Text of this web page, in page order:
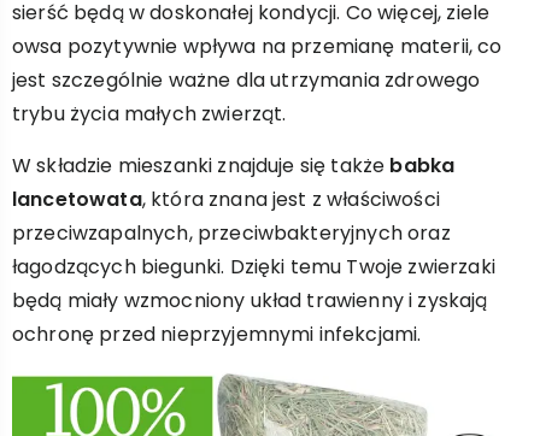
sierść będą w doskonałej kondycji. Co więcej, ziele
owsa pozytywnie wpływa na przemianę materii, co
jest szczególnie ważne dla utrzymania zdrowego
trybu życia małych zwierząt.
W składzie mieszanki znajduje się także babka
lancetowata, która znana jest z właściwości
przeciwzapalnych, przeciwbakteryjnych oraz
łagodzących biegunki. Dzięki temu Twoje zwierzaki
będą miały wzmocniony układ trawienny i zyskają
ochronę przed nieprzyjemnymi infekcjami.